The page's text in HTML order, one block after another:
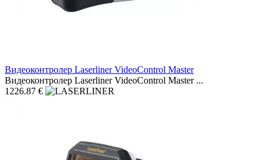
Видеоконтролер Laserliner VideoControl Master
Видеоконтролер Laserliner VideoControl Master ...
1226.87 €